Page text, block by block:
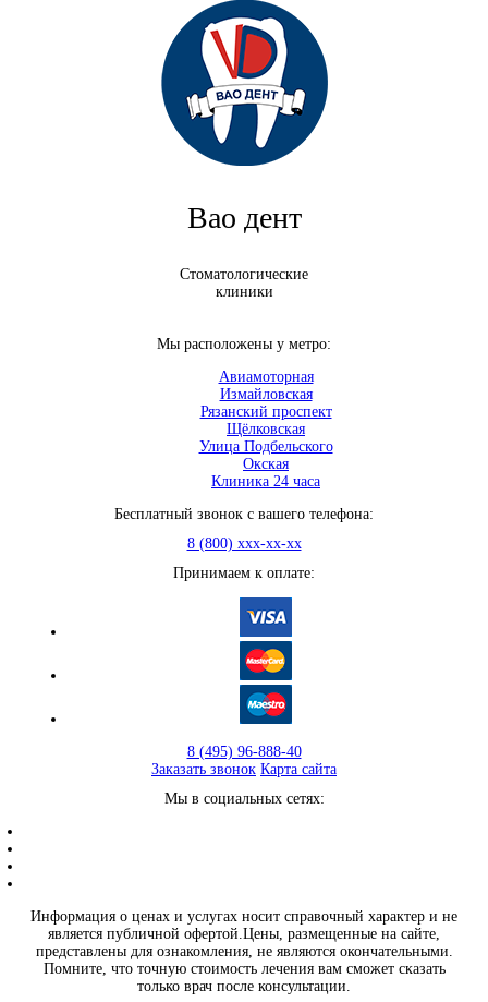
Вао дент
Стоматологические
клиники
Мы расположены у метро:
Авиамоторная
Измайловская
Рязанский проспект
Щёлковская
Улица Подбельского
Окская
Клиника 24 часа
Бесплатный звонок с вашего телефона:
8 (800) xxx-xx-xx
Принимаем к оплате:
8 (495) 96-888-40
Заказать звонок Карта сайта
Мы в социальных сетях:
Информация о ценах и услугах носит справочный характер и не
является публичной офертой.Цены, размещенные на сайте,
представлены для ознакомления, не являются окончательными.
Помните, что точную стоимость лечения вам сможет сказать
только врач после консультации.